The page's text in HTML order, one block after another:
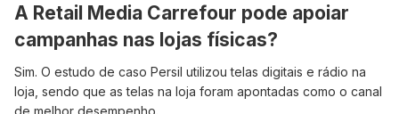
A Retail Media Carrefour pode apoiar
campanhas nas lojas físicas?
Sim. O estudo de caso Persil utilizou telas digitais e rádio na
loja, sendo que as telas na loja foram apontadas como o canal
de melhor desempenho.